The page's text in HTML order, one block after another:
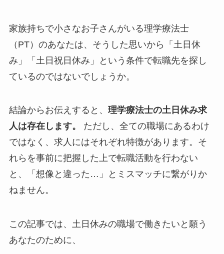
家族持ちで小さなお子さんがいる理学療法士
（PT）のあなたは、そうした思いから「土日休
み」「土日祝日休み」という条件で転職先を探し
ているのではないでしょうか。
結論からお伝えすると、 理学療法士の土日休み求
人は存在します。
ただし、全ての職場にあるわけ
ではなく、求人にはそれぞれ特徴があります。そ
れらを事前に把握した上で転職活動を行わない
と、「想像と違った…」とミスマッチに繋がりか
ねません。
この記事では、土日休みの職場で働きたいと願う
あなたのために、